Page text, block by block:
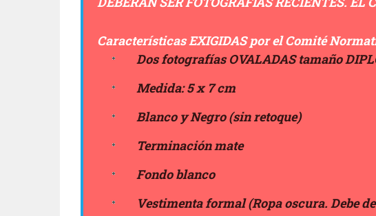
Características EXIGIDAS por el Comité
Dos fotografías OVALADAS tamaño
Medida: 5 x 7 cm
Blanco y Negro (sin retoque)
Terminación mate
Fondo blanco
Vestimenta formal (Ropa oscura. Debe